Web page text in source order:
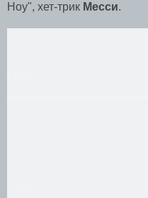
Ноу", хет-трик Месси.